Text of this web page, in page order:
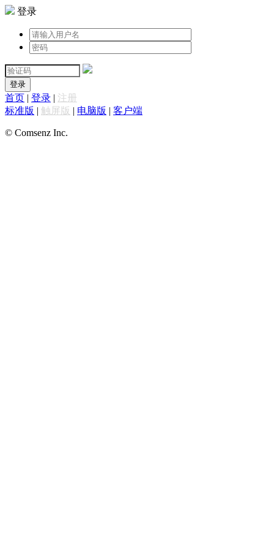
登录
登录
首页 | 登录 | 注册
标准版 | 触屏版 | 电脑版 | 客户端
© Comsenz Inc.